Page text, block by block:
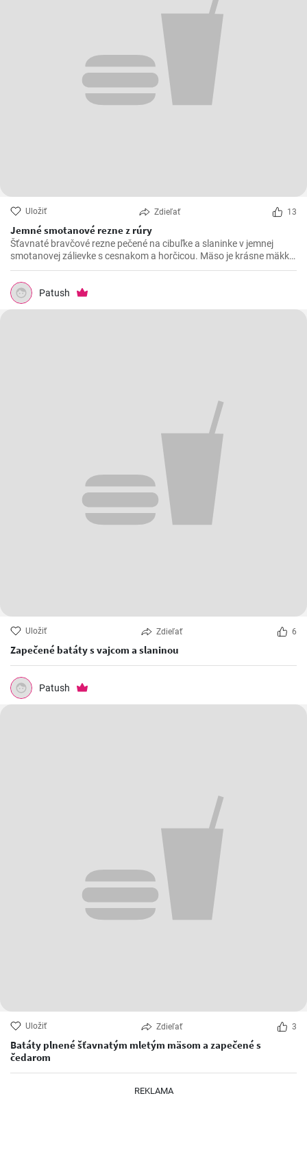
Uložiť Zdieľať 13
Jemné smotanové rezne z rúry
Šťavnaté bravčové rezne pečené na cibuľke a slaninke v jemnej
smotanovej zálievke s cesnakom a horčicou. Mäso je krásne mäkké
a doslova sa rozpadá.
Patush
Uložiť Zdieľať 6
Zapečené batáty s vajcom a slaninou
Patush
Uložiť Zdieľať 3
Batáty plnené šťavnatým mletým mäsom a zapečené s
čedarom
REKLAMA